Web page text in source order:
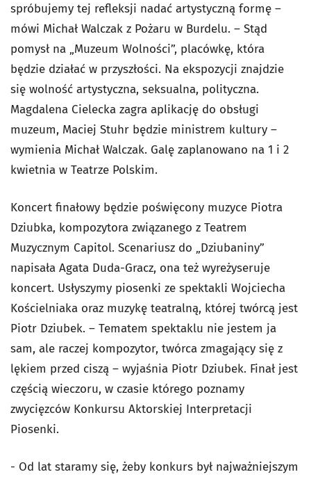
spróbujemy tej refleksji nadać artystyczną formę –
mówi Michał Walczak z Pożaru w Burdelu. – Stąd
pomysł na „Muzeum Wolności”, placówkę, która
będzie działać w przyszłości. Na ekspozycji znajdzie
się wolność artystyczna, seksualna, polityczna.
Magdalena Cielecka zagra aplikację do obsługi
muzeum, Maciej Stuhr będzie ministrem kultury –
wymienia Michał Walczak. Galę zaplanowano na 1 i 2
kwietnia w Teatrze Polskim.
Koncert finałowy będzie poświęcony muzyce Piotra
Dziubka, kompozytora związanego z Teatrem
Muzycznym Capitol. Scenariusz do „Dziubaniny”
napisała Agata Duda-Gracz, ona też wyreżyseruje
koncert. Usłyszymy piosenki ze spektakli Wojciecha
Kościelniaka oraz muzykę teatralną, której twórcą jest
Piotr Dziubek. – Tematem spektaklu nie jestem ja
sam, ale raczej kompozytor, twórca zmagający się z
lękiem przed ciszą – wyjaśnia Piotr Dziubek. Finał jest
częścią wieczoru, w czasie którego poznamy
zwycięzców Konkursu Aktorskiej Interpretacji
Piosenki.
- Od lat staramy się, żeby konkurs był najważniejszym